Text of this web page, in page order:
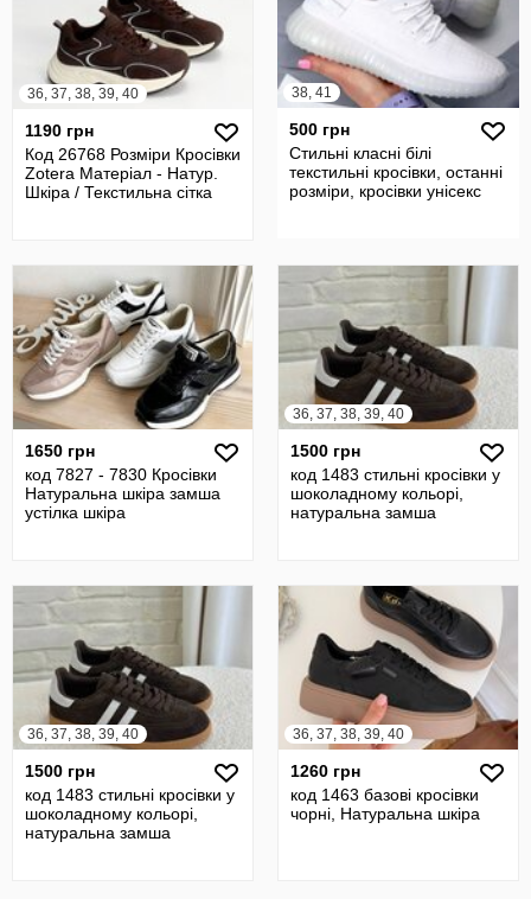
36, 37, 38, 39, 40
1190 грн
Код 26768 Розміри Кросівки
Zotera Матеріал - Натур.
Шкіра / Текстильна сітка
38, 41
500 грн
Стильні класні білі
текстильні кросівки, останні
розміри, кросівки унісекс
1650 грн
код 7827 - 7830 Кросівки
Натуральна шкіра замша
устілка шкіра
36, 37, 38, 39, 40
1500 грн
код 1483 стильні кросівки у
шоколадному кольорі,
натуральна замша
36, 37, 38, 39, 40
1500 грн
код 1483 стильні кросівки у
шоколадному кольорі,
натуральна замша
36, 37, 38, 39, 40
1260 грн
код 1463 базові кросівки
чорні, Натуральна шкіра